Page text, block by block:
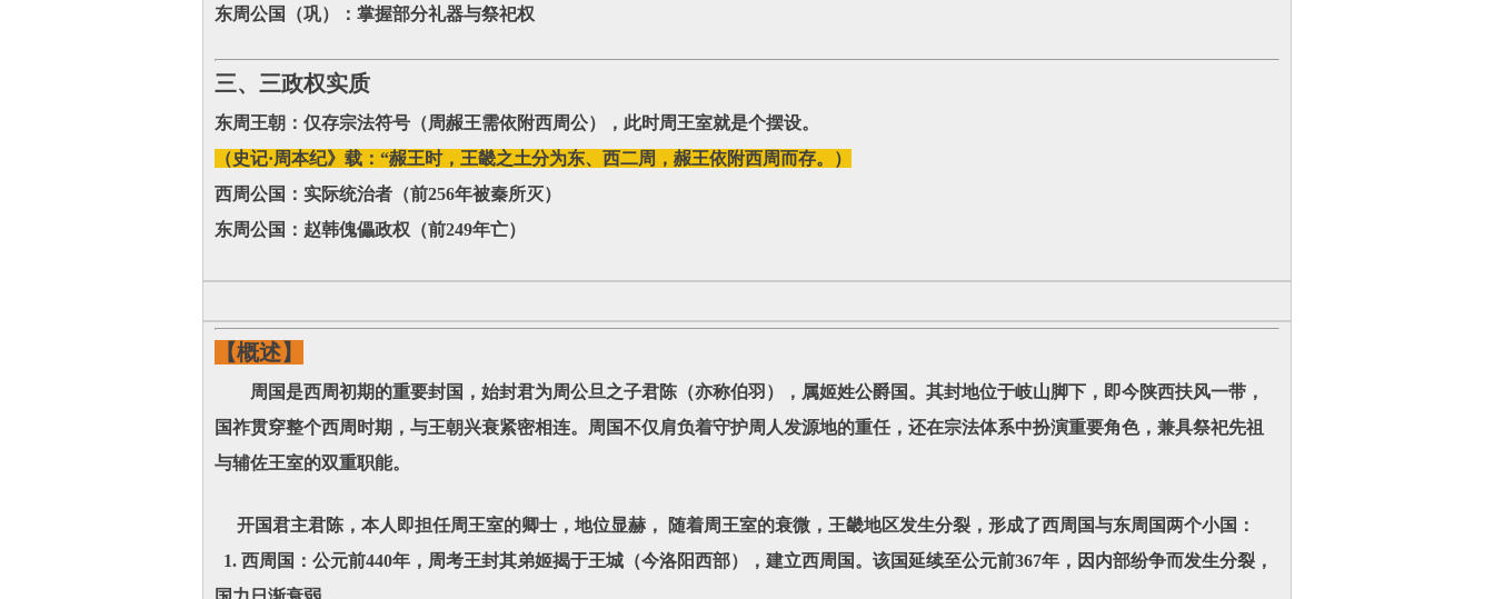
东周公国（巩）：掌握部分礼器与祭祀权
‌三、三政权实质‌
东周王朝：仅存宗法符号（周赧王需依附西周公），此时周王室就是个摆设。
（史记·周本纪》载：“赧王时，王畿之土分为东、西二周，赧王依附西周而存。）
西周公国：实际统治者（前256年被秦所灭）
东周公国：赵韩傀儡政权（前249年亡）
【概述】
周国是西周初期的重要封国，始封君为周公旦之子君陈（亦称伯羽），属姬姓公爵国。其封地位于岐山脚下，即今陕西扶风一带，
国祚贯穿整个西周时期，与王朝兴衰紧密相连。周国不仅肩负着守护周人发源地的重任，还在宗法体系中扮演重要角色，兼具祭祀先祖
与辅佐王室的双重职能。
开国君主君陈，本人即担任周王室的卿士，地位显赫， 随着周王室的衰微，王畿地区发生分裂，形成了西周国与东周国两个小国：
1. 西周国：公元前440年，周考王封其弟姬揭于王城（今洛阳西部），建立西周国。该国延续至公元前367年，因内部纷争而发生分裂，